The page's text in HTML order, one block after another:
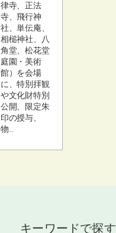
律寺、正法
寺、飛行神
社、単伝庵、
相槌神社、八
角堂、松花堂
庭園・美術
館）を会場
に、特別拝観
や文化財特別
公開、限定朱
印の授与、
物...
キーワードで探す